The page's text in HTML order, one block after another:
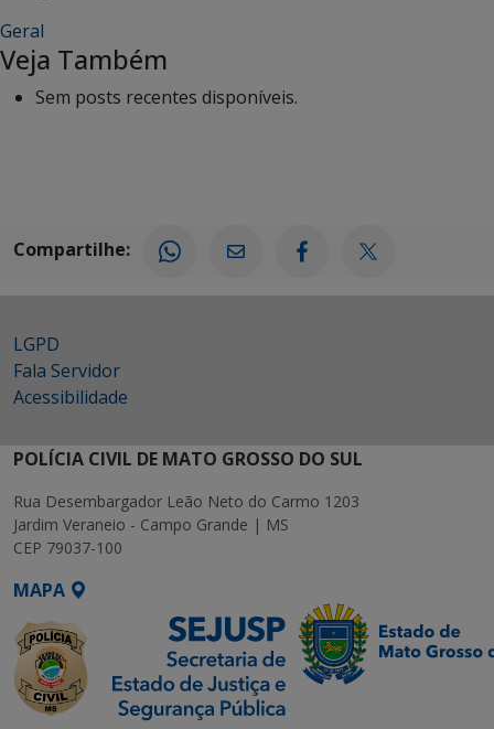
Geral
Veja Também
Sem posts recentes disponíveis.
Compartilhe:
LGPD
Fala Servidor
Acessibilidade
POLÍCIA CIVIL DE MATO GROSSO DO SUL
Rua Desembargador Leão Neto do Carmo 1203
Jardim Veraneio - Campo Grande | MS
CEP 79037-100
MAPA